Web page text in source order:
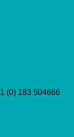
(0) 183 504666